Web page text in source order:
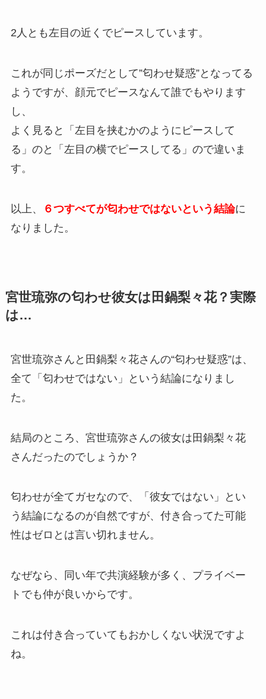
2人とも左目の近くでピースしています。
これが同じポーズだとして”匂わせ疑惑”となってる
ようですが、顔元でピースなんて誰でもやります
し、
よく見ると「左目を挟むかのようにピースして
る」のと「左目の横でピースしてる」ので違いま
す。
以上、 ６つすべてが匂わせではないという結論に
なりました。
宮世琉弥の匂わせ彼女は田鍋梨々花？実際
は…
宮世琉弥さんと田鍋梨々花さんの“匂わせ疑惑”は、
全て「匂わせではない」という結論になりまし
た。
結局のところ、宮世琉弥さんの彼女は田鍋梨々花
さんだったのでしょうか？
匂わせが全てガセなので、「彼女ではない」とい
う結論になるのが自然ですが、 付き合ってた可能
性はゼロとは言い切れません。
なぜなら、同い年で共演経験が多く、プライベー
トでも仲が良いからです。
これは付き合っていてもおかしくない状況ですよ
ね。